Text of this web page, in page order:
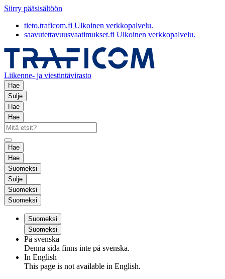
Siirry pääsisältöön
tieto.traficom.fi Ulkoinen verkkopalvelu.
saavutettavuusvaatimukset.fi Ulkoinen verkkopalvelu.
Liikenne- ja viestintävirasto
Hae
Sulje
Hae
Hae
Hae
Hae
Suomeksi
Sulje
Suomeksi
Suomeksi
Suomeksi
Suomeksi
På svenska
Denna sida finns inte på svenska.
In English
This page is not available in English.